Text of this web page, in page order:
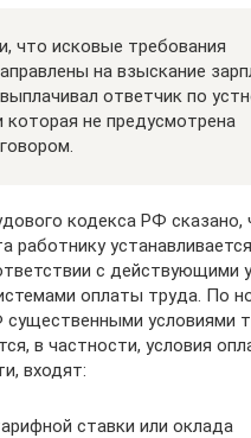
что исковые требования
на взыскание
ответчик по
которая не предусмотрена
кодекса РФ сказано,
работнику
с действующими
оплаты труда. По
условиями
в частности, условия
входят:
ставки или оклада